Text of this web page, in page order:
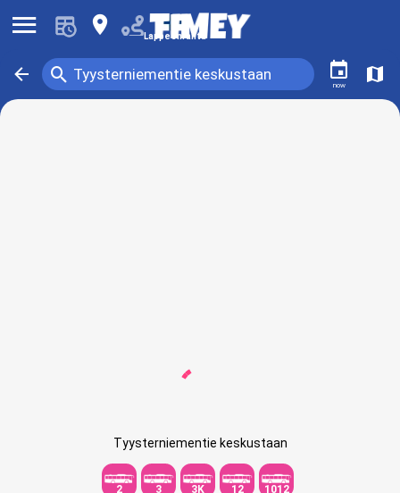
󰍜 󰍎 Lappeenranta
󰁍 Tyysterniementie keskustaan
󰍉 󰃭
now
󰍍
Tyysterniementie keskustaan
2 3 3K 12 1012